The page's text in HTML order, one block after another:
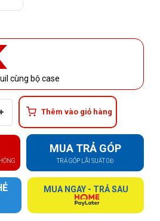
cùng bộ case
Thêm vào giỏ hàng
MUA TRẢ GÓP
TRẢ GÓP LÃI SUẤT 0Đ
MUA NGAY - TRẢ SAU